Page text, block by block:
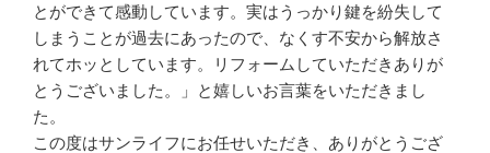
とができて感動しています。実はうっかり鍵を紛失して
しまうことが過去にあったので、なくす不安から解放さ
れてホッとしています。リフォームしていただきありが
とうございました。」と嬉しいお言葉をいただきまし
た。
この度はサンライフにお任せいただき、ありがとうござ